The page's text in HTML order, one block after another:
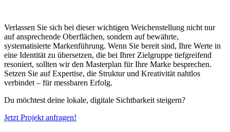
Verlassen Sie sich bei dieser wichtigen Weichenstellung nicht nur
auf ansprechende Oberflächen, sondern auf bewährte,
systematisierte Markenführung. Wenn Sie bereit sind, Ihre Werte in
eine Identität zu übersetzen, die bei Ihrer Zielgruppe tiefgreifend
resoniert, sollten wir den Masterplan für Ihre Marke besprechen.
Setzen Sie auf Expertise, die Struktur und Kreativität nahtlos
verbindet – für messbaren Erfolg.
Du möchtest deine lokale, digitale Sichtbarkeit steigern?
Jetzt Projekt anfragen!